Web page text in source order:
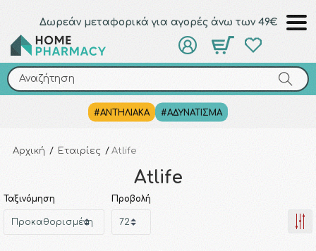
Δωρεάν μεταφορικά για αγορές άνω των 49€
Αναζήτηση
#ΑΝΤΗΛΙΑΚΑ #ΑΔΥΝΑΤΙΣΜΑ
Αναζήτηση
Αρχική / Εταιρίες / Atlife
Atlife
Ταξινόμηση Προβολή